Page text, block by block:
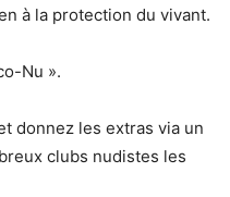
à la protection du vivant.
Nu ».
donnez les extras via un
clubs nudistes les